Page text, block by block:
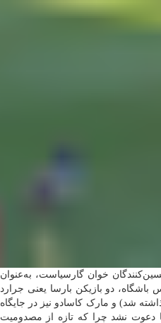
خوان گارسیاست، به‌عنوان
دو بازیکن بارسا یعنی جرارد
شد) و مارک کاسادو نیز در جایگاه
دعوت نشد چرا که تازه از مصدومیت